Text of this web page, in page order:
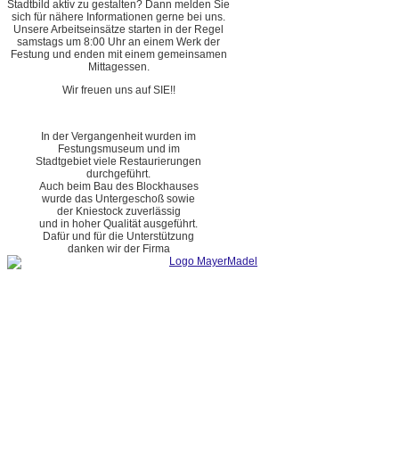
Stadtbild aktiv zu gestalten? Dann melden Sie
sich für nähere Informationen gerne bei uns.
Unsere Arbeitseinsätze starten in der Regel
samstags um 8:00 Uhr an einem Werk der
Festung und enden mit einem gemeinsamen
Mittagessen.
Wir freuen uns auf SIE!!
In der Vergangenheit wurden im
Festungsmuseum und im
Stadtgebiet viele Restaurierungen
durchgeführt.
Auch beim Bau des Blockhauses
wurde das Untergeschoß sowie
der Kniestock zuverlässig
und in hoher Qualität ausgeführt.
Dafür und für die Unterstützung
danken wir der Firma